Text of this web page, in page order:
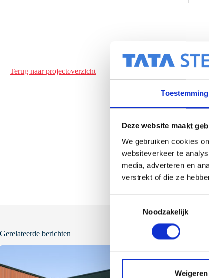
Toestemming
Deze website maakt
We gebruiken cookies
websiteverkeer te
media, adverteren en
verstrekt of die ze
t
m
Noodzakelijk
Weigeren
Terug naar projectoverzicht
Gerelateerde berichten